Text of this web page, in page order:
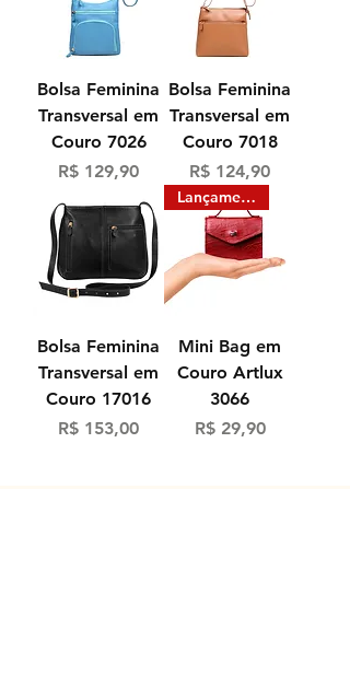
Bolsa Feminina
Transversal em
Couro 7026
Preço
R$ 129,90
Bolsa Feminina
Transversal em
Couro 7018
Preço
R$ 124,90
Bolsa Feminina
Transversal em
Couro 17016
Preço
R$ 153,00
Lançamento
Mini Bag em
Couro Artlux
3066
Preço
R$ 29,90